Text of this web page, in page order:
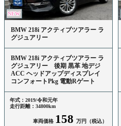
NEW
BMW 218i アクティブツアラー ラ
グジュアリー
BMW 218i アクティブツアラー ラ
グジュアリー 後期 黒革 地デジ
ACC ヘッドアップディスプレイ
コンフォートPkg 電動Rゲート
年式：2019/令和元年
走行距離：34800km
車両価格 158 万円（税込）